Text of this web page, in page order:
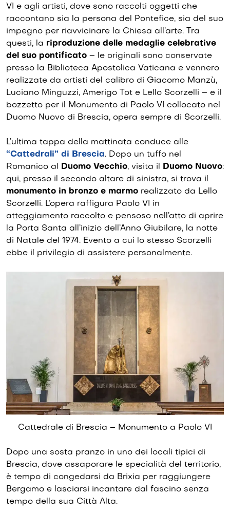
VI e agli artisti, dove sono raccolti oggetti che
raccontano sia la persona del Pontefice, sia del suo
impegno per riavvicinare la Chiesa all’arte. Tra
questi, la riproduzione delle medaglie celebrative
del suo pontificato – le originali sono conservate
presso la Biblioteca Apostolica Vaticana e vennero
realizzate da artisti del calibro di Giacomo Manzù,
Luciano Minguzzi, Amerigo Tot e Lello Scorzelli – e il
bozzetto per il Monumento di Paolo VI collocato nel
Duomo Nuovo di Brescia, opera sempre di Scorzelli.
L’ultima tappa della mattinata conduce alle
“Cattedrali” di Brescia. Dopo un tuffo nel
Romanico al Duomo Vecchio, visita il Duomo Nuovo:
qui, presso il secondo altare di sinistra, si trova il
monumento in bronzo e marmo realizzato da Lello
Scorzelli. L’opera raffigura Paolo VI in
atteggiamento raccolto e pensoso nell’atto di aprire
la Porta Santa all’inizio dell’Anno Giubilare, la notte
di Natale del 1974. Evento a cui lo stesso Scorzelli
ebbe il privilegio di assistere personalmente.
Cattedrale di Brescia – Monumento a Paolo VI
Dopo una sosta pranzo in uno dei locali tipici di
Brescia, dove assaporare le specialità del territorio,
è tempo di congedarsi da Brixia per raggiungere
Bergamo e lasciarsi incantare dal fascino senza
tempo della sua Città Alta.